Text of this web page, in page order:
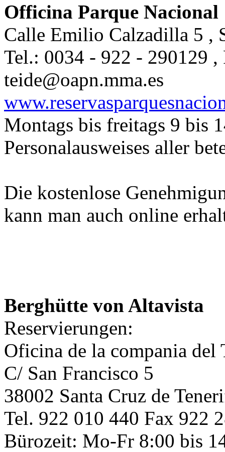
Officina Parque Nacional
Calle Emilio Calzadilla 5 ,
Tel.: 0034 - 922 - 290129
teide@oapn.mma.es
Montags bis freitags 9 bis
Personalausweises aller
Die kostenlose
kann man auch online
Berghütte von Altavista
Reservierungen:
Oficina de la compania del
C/ San Francisco 5
38002 Santa Cruz de
Tel. 922 010 440 Fax 922
Bürozeit: Mo-Fr 8:00 bis